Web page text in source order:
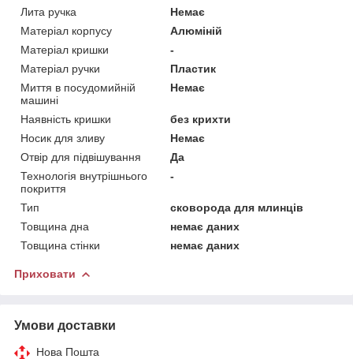
Лита ручка
Немає
Матеріал корпусу
Алюміній
Матеріал кришки
-
Матеріал ручки
Пластик
Миття в посудомийній
машині
Немає
Наявність кришки
без крихти
Носик для зливу
Немає
Отвір для підвішування
Да
Технологія внутрішнього
покриття
-
Тип
сковорода для млинців
Товщина дна
немає даних
Товщина стінки
немає даних
Приховати
Умови доставки
Нова Пошта